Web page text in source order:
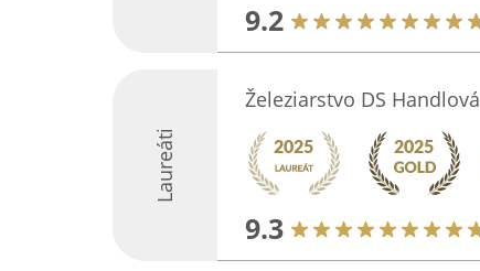
9.2
Laureáti
Železiarstvo DS Handlová
9.3